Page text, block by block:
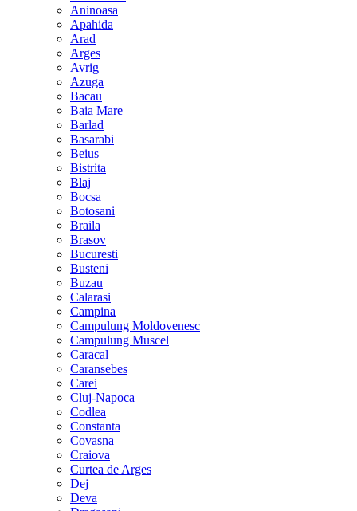
Aninoasa
Apahida
Arad
Arges
Avrig
Azuga
Bacau
Baia Mare
Barlad
Basarabi
Beius
Bistrita
Blaj
Bocsa
Botosani
Braila
Brasov
Bucuresti
Busteni
Buzau
Calarasi
Campina
Campulung Moldovenesc
Campulung Muscel
Caracal
Caransebes
Carei
Cluj-Napoca
Codlea
Constanta
Covasna
Craiova
Curtea de Arges
Dej
Deva